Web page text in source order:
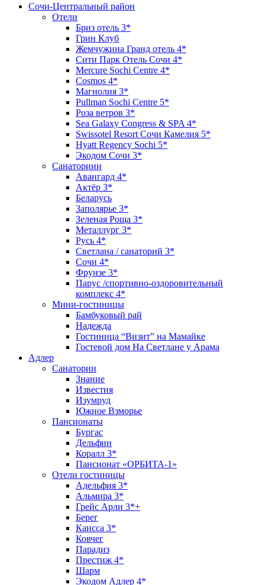
Сочи-Центральный район
Отели
Бриз отель 3*
Грин Клуб
Жемчужина Гранд отель 4*
Сити Парк Отель Сочи 4*
Mercure Sochi Centre 4*
Cosmos 4*
Магнолия 3*
Pullman Sochi Сеntre 5*
Роза ветров 3*
Sea Galaxy Congress & SPA 4*
Swissotel Resort Сочи Камелия 5*
Hyatt Regency Sochi 5*
Экодом Сочи 3*
Санаториии
Авангард 4*
Актёр 3*
Беларусь
Заполярье 3*
Зеленая Роща 3*
Металлург 3*
Русь 4*
Светлана / санаторий 3*
Сочи 4*
Фрунзе 3*
Парус /спортивно-оздоровительный
комплекс 4*
Мини-гостиницы
Бамбуковый рай
Надежда
Гостиница “Визит” на Мамайке
Гостевой дом На Светлане у Арама
Адлер
Санатории
Знание
Известия
Изумруд
Южное Взморье
Пансионаты
Бургас
Дельфин
Коралл 3*
Пансионат «ОРБИТА-1»
Отели гостиницы
Адельфия 3*
Альмира 3*
Грейс Арли 3*+
Берег
Каисса 3*
Ковчег
Парадиз
Престиж 4*
Шарм
Экодом Адлер 4*